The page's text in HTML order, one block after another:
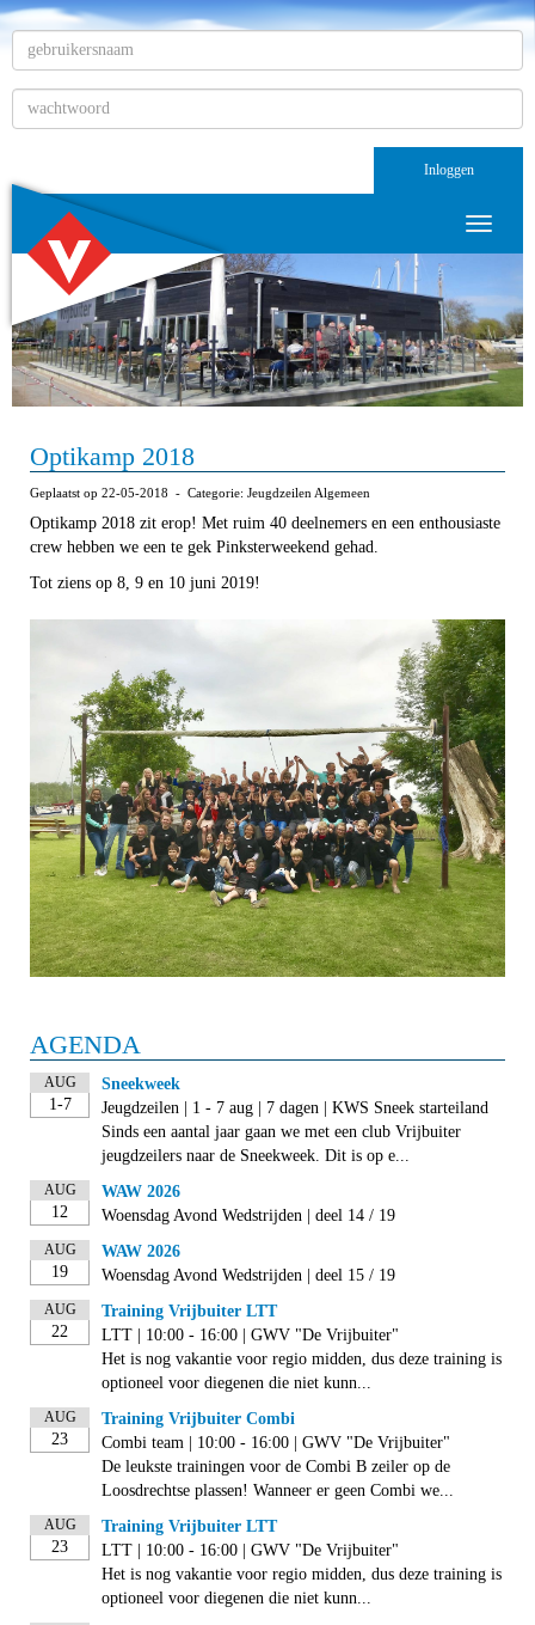
Inloggen
Toggle
Optikamp 2018
Geplaatst op 22-05-2018 - Categorie: Jeugdzeilen Algemeen
Optikamp 2018 zit erop! Met ruim 40 deelnemers en een enthousiaste
crew hebben we een te gek Pinksterweekend gehad.
Tot ziens op 8, 9 en 10 juni 2019!
AGENDA
AUG
1-7
Sneekweek
Jeugdzeilen | 1 - 7 aug | 7 dagen | KWS Sneek starteiland
Sinds een aantal jaar gaan we met een club Vrijbuiter
jeugdzeilers naar de Sneekweek. Dit is op e...
AUG
12
WAW 2026
Woensdag Avond Wedstrijden | deel 14 / 19
AUG
19
WAW 2026
Woensdag Avond Wedstrijden | deel 15 / 19
AUG
22
Training Vrijbuiter LTT
LTT | 10:00 - 16:00 | GWV "De Vrijbuiter"
Het is nog vakantie voor regio midden, dus deze training is
optioneel voor diegenen die niet kunn...
AUG
23
Training Vrijbuiter Combi
Combi team | 10:00 - 16:00 | GWV "De Vrijbuiter"
De leukste trainingen voor de Combi B zeiler op de
Loosdrechtse plassen! Wanneer er geen Combi we...
AUG
23
Training Vrijbuiter LTT
LTT | 10:00 - 16:00 | GWV "De Vrijbuiter"
Het is nog vakantie voor regio midden, dus deze training is
optioneel voor diegenen die niet kunn...